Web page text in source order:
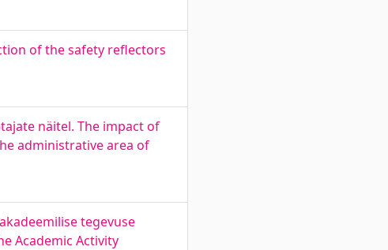
of the safety reflectors
näitel. The impact of
administrative area of
tegevuse
Academic Activity